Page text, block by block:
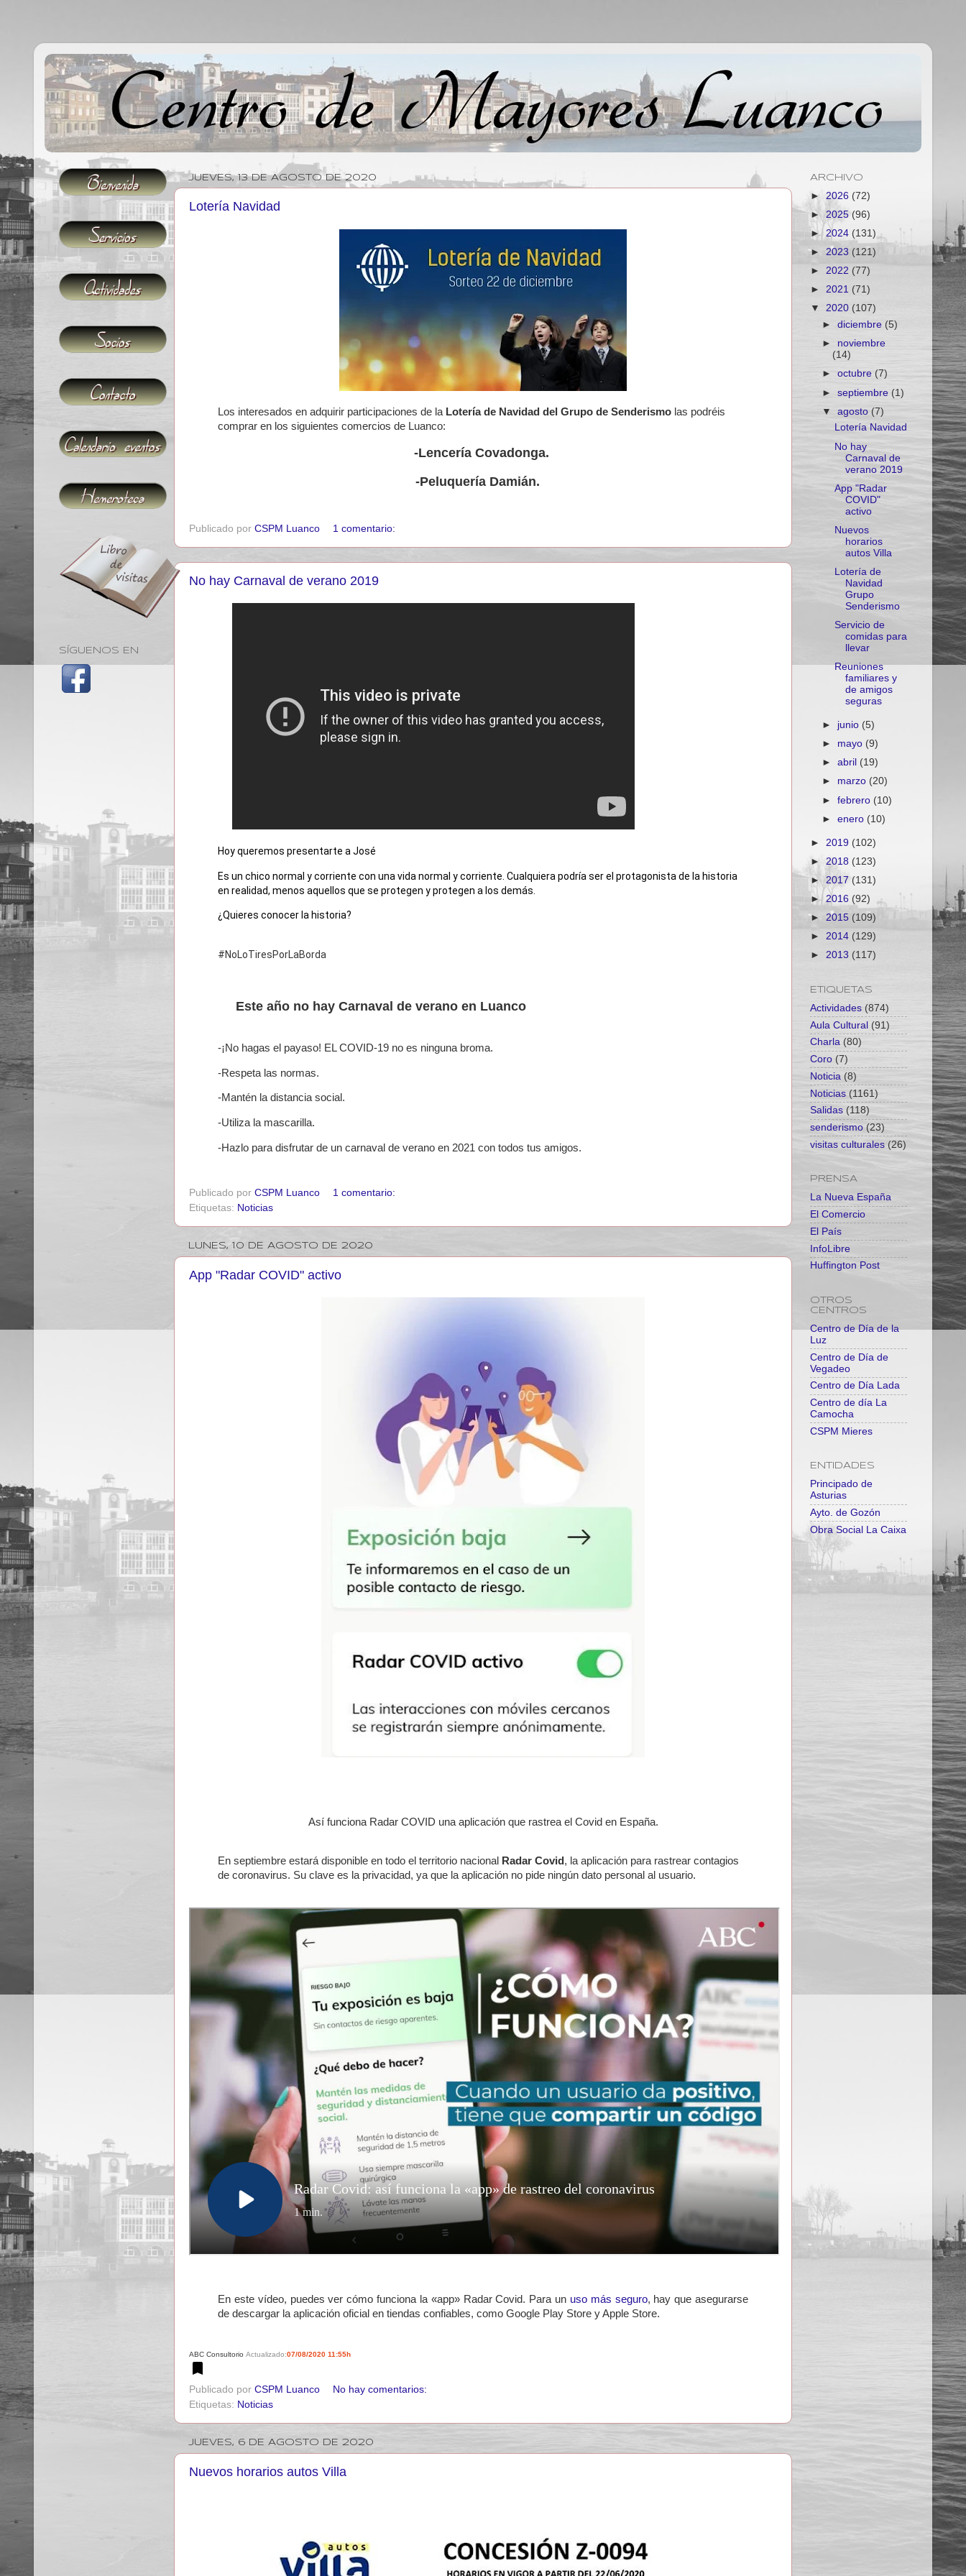
JUEVES, 13 DE AGOSTO DE 2020
Lotería Navidad
Los interesados en adquirir participaciones de la Lotería de Navidad del Grupo de Senderismo las podréis
comprar en los siguientes comercios de Luanco:
-Lencería Covadonga.
-Peluquería Damián.
Publicado por CSPM Luanco 1 comentario:
No hay Carnaval de verano 2019
Hoy queremos presentarte a José
Es un chico normal y corriente con una vida normal y corriente. Cualquiera podría ser el protagonista de la historia
en realidad, menos aquellos que se protegen y protegen a los demás.
¿Quieres conocer la historia?
#NoLoTiresPorLaBorda
Este año no hay Carnaval de verano en Luanco
-¡No hagas el payaso! EL COVID-19 no es ninguna broma.
-Respeta las normas.
-Mantén la distancia social.
-Utiliza la mascarilla.
-Hazlo para disfrutar de un carnaval de verano en 2021 con todos tus amigos.
Publicado por CSPM Luanco
1 comentario:
Etiquetas: Noticias
LUNES, 10 DE AGOSTO DE 2020
App "Radar COVID" activo
Así funciona Radar COVID una aplicación que rastrea el Covid en España.
En septiembre estará disponible en todo el territorio nacional Radar Covid, la aplicación para rastrear contagios
de coronavirus. Su clave es la privacidad, ya que la aplicación no pide ningún dato personal al usuario.
En este vídeo, puedes ver cómo funciona la «app» Radar Covid. Para un uso más seguro, hay que asegurarse
de descargar la aplicación oficial en tiendas confiables, como Google Play Store y Apple Store.
ABC Consultorio Actualizado:07/08/2020 11:55h
Publicado por CSPM Luanco
No hay comentarios:
Etiquetas: Noticias
JUEVES, 6 DE AGOSTO DE 2020
Nuevos horarios autos Villa
SÍGUENOS EN
ARCHIVO
► 2026 (72)
► 2025 (96)
► 2024 (131)
► 2023 (121)
► 2022 (77)
► 2021 (71)
▼ 2020 (107)
►diciembre (5)
► noviembre
(14)
►octubre (7)
►septiembre(1)
▼agosto(7)
Lotería Navidad
No hay
Carnaval de
verano 2019
App "Radar
COVID"
activo
Nuevos
horarios
autos Villa
Lotería de
Navidad
Grupo
Senderismo
Servicio de
comidas para
llevar
Reuniones
familiares y
de amigos
seguras
► junio (5)
► mayo (9)
►abril (19)
► marzo (20)
►febrero (10)
►enero (10)
► 2019 (102)
► 2018 (123)
► 2017 (131)
► 2016 (92)
► 2015 (109)
► 2014 (129)
► 2013 (117)
ETIQUETAS
Actividades (874)
Aula Cultural (91)
Charla (80)
Coro (7)
Noticia (8)
Noticias (1161)
Salidas (118)
senderismo (23)
visitas culturales (26)
PRENSA
La Nueva España
El Comercio
El País
InfoLibre
Huffington Post
OTROS
CENTROS
Centro de Día de la
Luz
Centro de Día de
Vegadeo
Centro de Día Lada
Centro de día La
Camocha
CSPM Mieres
ENTIDADES
Principado de
Asturias
Ayto. de Gozón
Obra Social La Caixa